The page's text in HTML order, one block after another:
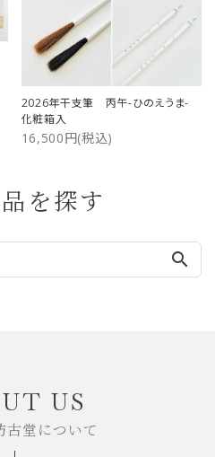
2026年干支筆 丙午-ひのえうま-
化粧箱入
16,500円(税込)
を探す
search
US
古堂について